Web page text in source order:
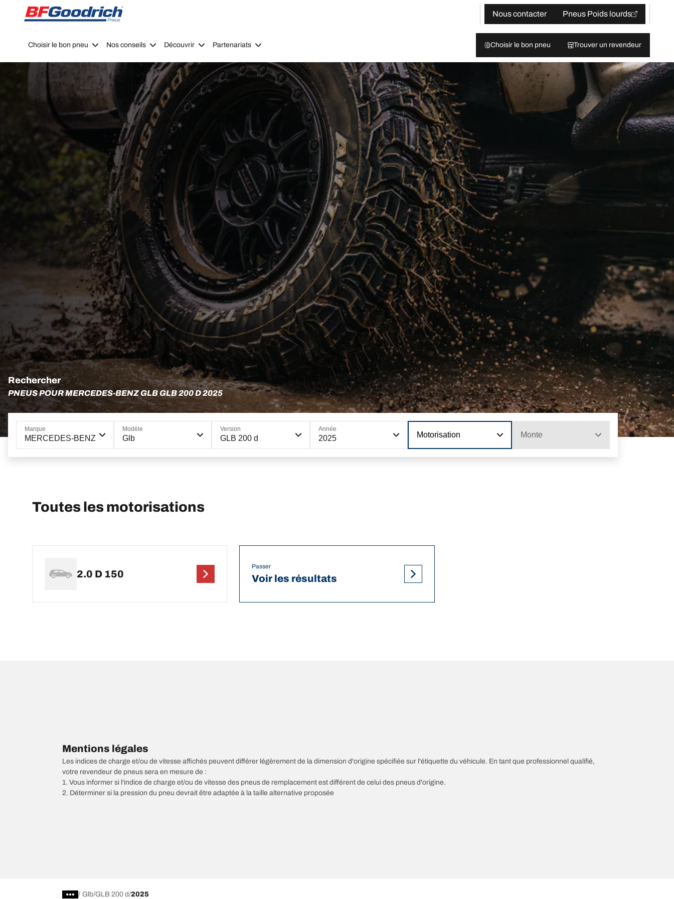
Go to page content
Go to page navigation
Nous contacter
Pneus Poids lourds
Choisir le bon pneu Nos conseils Découvrir Partenariats Choisir le bon pneu Trouver un revendeur
Rechercher
PNEUS POUR MERCEDES-BENZ GLB GLB 200 D 2025
Marque
MERCEDES-BENZ
Modèle
Glb
Version
GLB 200 d
Année
2025 Motorisation Monte
Toutes les motorisations
2.0 D 150
Passer
Voir les résultats
Mentions légales
Les indices de charge et/ou de vitesse affichés peuvent différer légèrement de la dimension d'origine spécifiée sur l'étiquette du véhicule. En tant que professionnel qualifié,
votre revendeur de pneus sera en mesure de :
1. Vous informer si l'indice de charge et/ou de vitesse des pneus de remplacement est différent de celui des pneus d'origine.
2. Déterminer si la pression du pneu devrait être adaptée à la taille alternative proposée
/ Glb GLB 200 d 2025